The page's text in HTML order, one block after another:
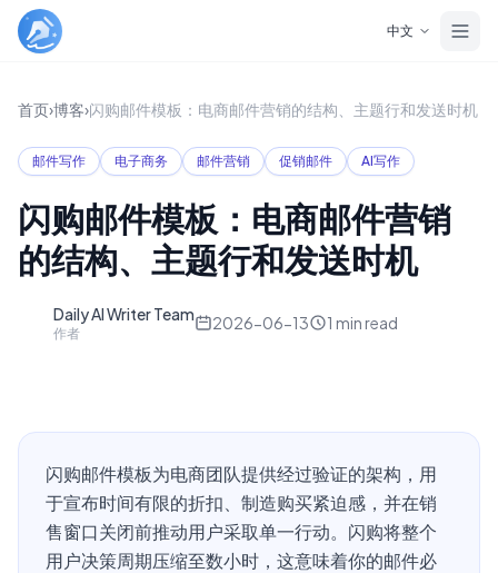
中文
首页›博客›闪购邮件模板：电商邮件营销的结构、主题行和发送时机
邮件写作 电子商务 邮件营销 促销邮件 AI写作
闪购邮件模板：电商邮件营销
的结构、主题行和发送时机
Daily AI Writer Team
作者
2026-06-13 1 min read
闪购邮件模板为电商团队提供经过验证的架构，用
于宣布时间有限的折扣、制造购买紧迫感，并在销
售窗口关闭前推动用户采取单一行动。闪购将整个
用户决策周期压缩至数小时，这意味着你的邮件必